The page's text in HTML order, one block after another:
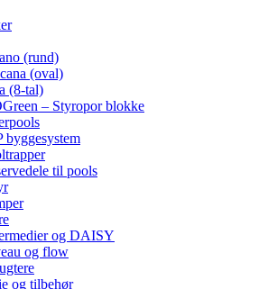
(rund)
(oval)
(8-tal)
– Styropor blokke
byggesystem
til pools
og DAISY
og flow
og tilbehør